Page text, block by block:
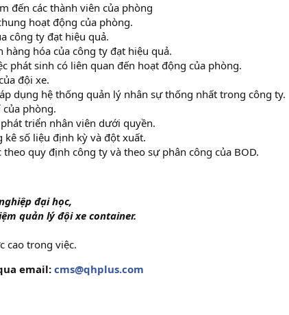
đến các thành viên của phòng
hoạt động của phòng.
công ty đạt hiệu quả.
hóa của công ty đạt hiệu quả.
phát sinh có liên quan đến hoạt động của phòng.
đội xe.
dụng hệ thống quản lý nhân sự thống nhất trong công ty.
của phòng.
triển nhân viên dưới quyền.
kê số liệu định kỳ và đột xuất.
theo quy định công ty và theo sự phân công của BOD.
đại học,
quản lý đội xe container.
cao trong việc.
email: cms@qhplus.com